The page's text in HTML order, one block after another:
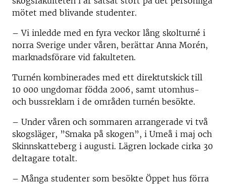
mötet med blivande studenter.
– Vi inledde med en fyra veckor lång skolturné i
norra Sverige under våren, berättar Anna Morén,
marknadsförare vid fakulteten.
Turnén kombinerades med ett direktutskick till
10 000 ungdomar födda 2006, samt utomhus-
och bussreklam i de områden turnén besökte.
– Under våren och sommaren arrangerade vi två
skogsläger, ”Smaka på skogen”, i Umeå i maj och
Skinnskatteberg i augusti. Lägren lockade cirka 30
deltagare totalt.
– Många studenter som besökte Öppet hus förra